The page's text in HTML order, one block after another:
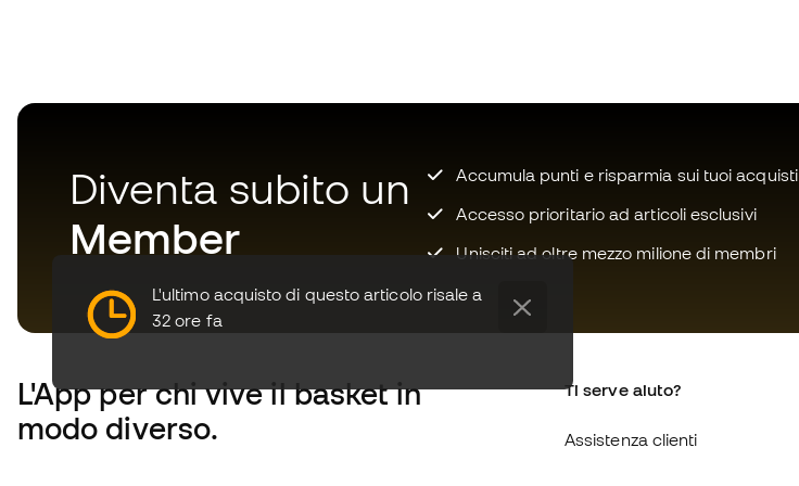
L'ultimo acquisto di questo articolo risale a
32 ore fa
Diventa subito un
Member
Accumula punti e risparmia sui tuoi acquisti
Accesso prioritario ad articoli esclusivi
Unisciti ad oltre mezzo milione di membri
L'Appper chi vive il basket in
modo diverso.
Ti serve aiuto?
Assistenza clienti